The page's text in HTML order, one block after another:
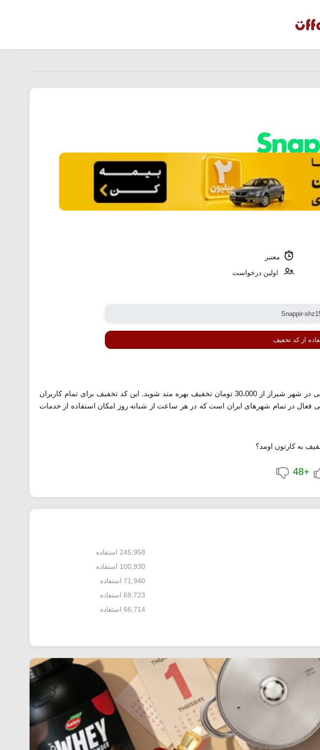
معتبر
اولین درخواست
از کد تخفیف
با استفاده از کد تخفیف اسنپ معرفی شده می توانید در اولین درخواست تاکسی در شهر شیراز از 30،000 تومان تخفیف بهره مند شوید. این کد تخفیف برای تمام کاربران
فعال در تمام شهرهای ایران است که در هر ساعت از شبانه روز امکان استفاده از خدمات
به کارتون اومد؟
+48
245,958 استفاده
100,930 استفاده
71,940 استفاده
68,723 استفاده
66,714 استفاده